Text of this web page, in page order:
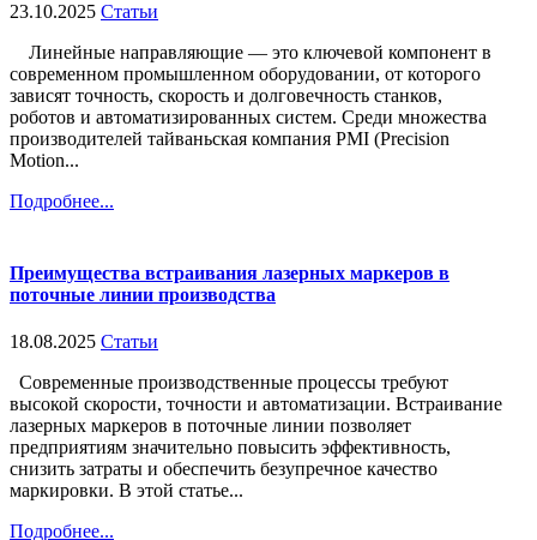
23.10.2025 Статьи
Линейные направляющие — это ключевой компонент в
современном промышленном оборудовании, от которого
зависят точность, скорость и долговечность станков,
роботов и автоматизированных систем. Среди множества
производителей тайваньская компания PMI (Precision
Motion...
Подробнее...
Преимущества встраивания лазерных маркеров в
поточные линии производства
18.08.2025 Статьи
Современные производственные процессы требуют
высокой скорости, точности и автоматизации. Встраивание
лазерных маркеров в поточные линии позволяет
предприятиям значительно повысить эффективность,
снизить затраты и обеспечить безупречное качество
маркировки. В этой статье...
Подробнее...